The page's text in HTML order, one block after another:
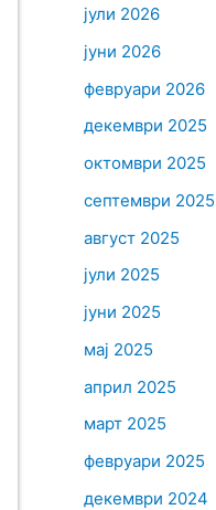
јули 2026
јуни 2026
февруари 2026
декември 2025
октомври 2025
септември 2025
август 2025
јули 2025
јуни 2025
мај 2025
април 2025
март 2025
февруари 2025
декември 2024